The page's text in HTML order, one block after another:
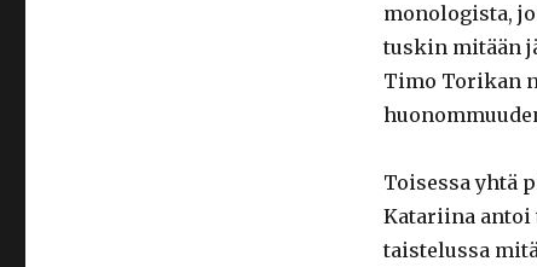
monologista,
tuskin mitään
Timo Torikan
Toisessa yhtä
Katariina antoi
taistelussa